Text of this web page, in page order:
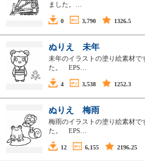
ました。…
0 3,790 1326.5
ぬりえ 未年
未年のイラストの塗り絵素材で
た。 EPS…
4 3,538 1252.3
ぬりえ 梅雨
梅雨のイラストの塗り絵素材で
た。 EPS…
12 6,155 2196.25